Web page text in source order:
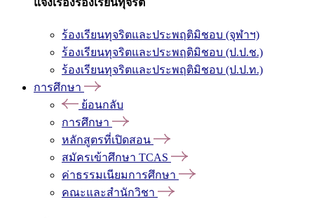
ร้องเรียนทุจริตและประพฤติมิชอบ (จุฬาฯ)
ร้องเรียนทุจริตและประพฤติมิชอบ (ป.ป.ช.)
ร้องเรียนทุจริตและประพฤติมิชอบ (ป.ป.ท.)
การศึกษา
ย้อนกลับ
การศึกษา
หลักสูตรที่เปิดสอน
สมัครเข้าศึกษา TCAS
ค่าธรรมเนียมการศึกษา
คณะและสำนักวิชา